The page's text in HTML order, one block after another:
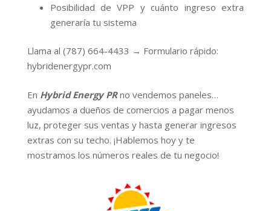
Posibilidad de VPP y cuánto ingreso extra
generaría tu sistema
Llama al (787) 664-4433 → Formulario rápido:
hybridenergypr.com
En Hybrid Energy PRno vendemos paneles…
ayudamos a dueños de comercios a pagar menos
luz, proteger sus ventas y hasta generar ingresos
extras con su techo. ¡Hablemos hoy y te
mostramos los números reales de tu negocio!